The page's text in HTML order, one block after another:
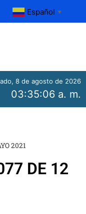
Español ▼
8 de agosto de 2026
03:35:06 a. m.
2021
DE 12